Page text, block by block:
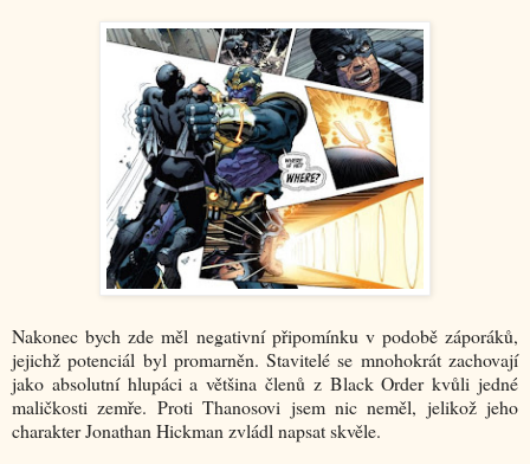
Nakonec bych zde měl negativní připomínku v podobě záporáků,
jejichž potenciál byl promarněn. Stavitelé se mnohokrát zachovají
jako absolutní hlupáci a většina členů z Black Order kvůli jedné
maličkosti zemře. Proti Thanosovi jsem nic neměl, jelikož jeho
charakter Jonathan Hickman zvládl napsat skvěle.